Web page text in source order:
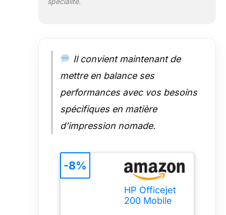
Il convient maintenant de
mettre en balance ses
performances avec vos besoins
spécifiques en matière
d’impression nomade.
HP Officejet
200 Mobile
-8%